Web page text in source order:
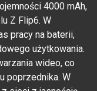
4000 mAh,
Z Flip6. W
pracy na baterii,
użytkowania.
wideo, co
poprzednika. W